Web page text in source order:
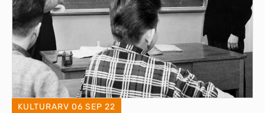
KULTURARV 06 SEP 22